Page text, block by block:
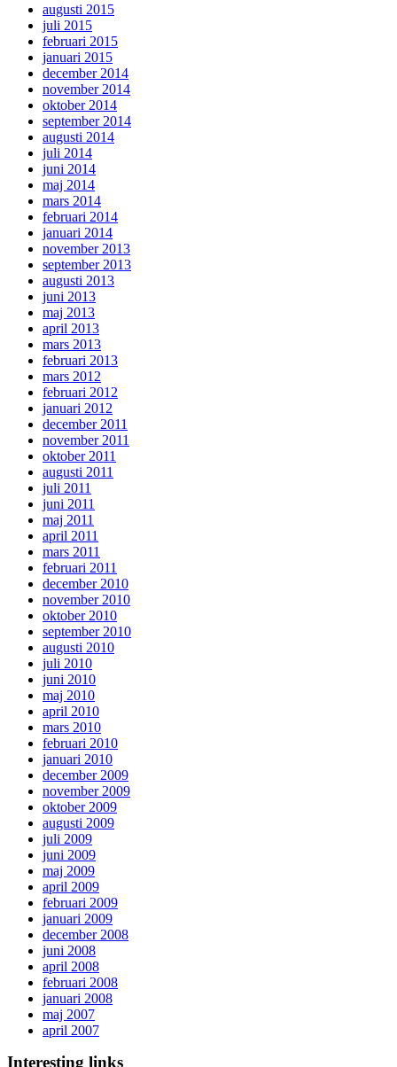
augusti 2015
juli 2015
februari 2015
januari 2015
december 2014
november 2014
oktober 2014
september 2014
augusti 2014
juli 2014
juni 2014
maj 2014
mars 2014
februari 2014
januari 2014
november 2013
september 2013
augusti 2013
juni 2013
maj 2013
april 2013
mars 2013
februari 2013
mars 2012
februari 2012
januari 2012
december 2011
november 2011
oktober 2011
augusti 2011
juli 2011
juni 2011
maj 2011
april 2011
mars 2011
februari 2011
december 2010
november 2010
oktober 2010
september 2010
augusti 2010
juli 2010
juni 2010
maj 2010
april 2010
mars 2010
februari 2010
januari 2010
december 2009
november 2009
oktober 2009
augusti 2009
juli 2009
juni 2009
maj 2009
april 2009
februari 2009
januari 2009
december 2008
juni 2008
april 2008
februari 2008
januari 2008
maj 2007
april 2007
Interesting links